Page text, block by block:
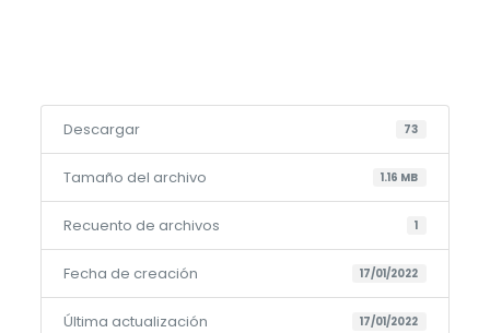
Descargar 73
Tamaño del archivo 1.16 MB
Recuento de archivos 1
Fecha de creación 17/01/2022
Última actualización 17/01/2022